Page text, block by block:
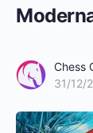
Chess
31/12/